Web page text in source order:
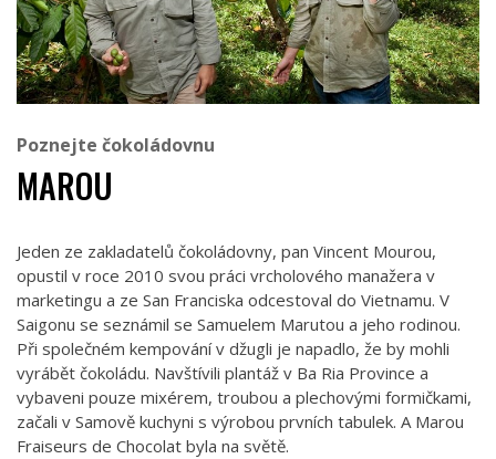
Poznejte čokoládovnu
MAROU
Jeden ze zakladatelů čokoládovny, pan Vincent Mourou,
opustil v roce 2010 svou práci vrcholového manažera v
marketingu a ze San Franciska odcestoval do Vietnamu. V
Saigonu se seznámil se Samuelem Marutou a jeho rodinou.
Při společném kempování v džugli je napadlo, že by mohli
vyrábět čokoládu. Navštívili plantáž v Ba Ria Province a
vybaveni pouze mixérem, troubou a plechovými formičkami,
začali v Samově kuchyni s výrobou prvních tabulek. A Marou
Fraiseurs de Chocolat byla na světě.